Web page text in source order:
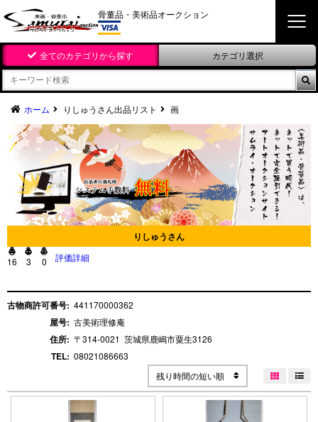
骨董品・美術品オークション
全てのカテゴリから探す カテゴリ選択

ホーム りしゅうさん出品リスト 画
りしゅうさん

16

3

0 評価詳細
古物商許可番号: 441170000362
屋号: 古美術理修庵
住所: 〒314-0021 茨城県鹿嶋市粟生3126
TEL: 08021086663
残り時間の短い順
 